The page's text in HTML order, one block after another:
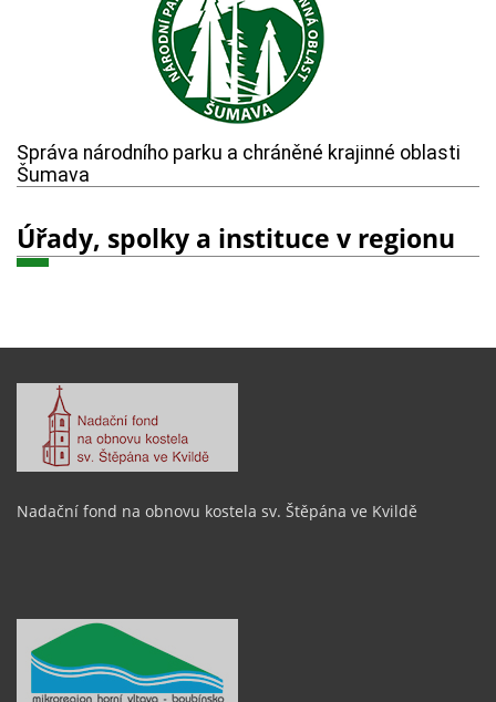
Správa národního parku a chráněné krajinné oblasti
Šumava
Úřady, spolky a instituce v regionu
Nadační fond na obnovu kostela sv. Štěpána ve Kvildě